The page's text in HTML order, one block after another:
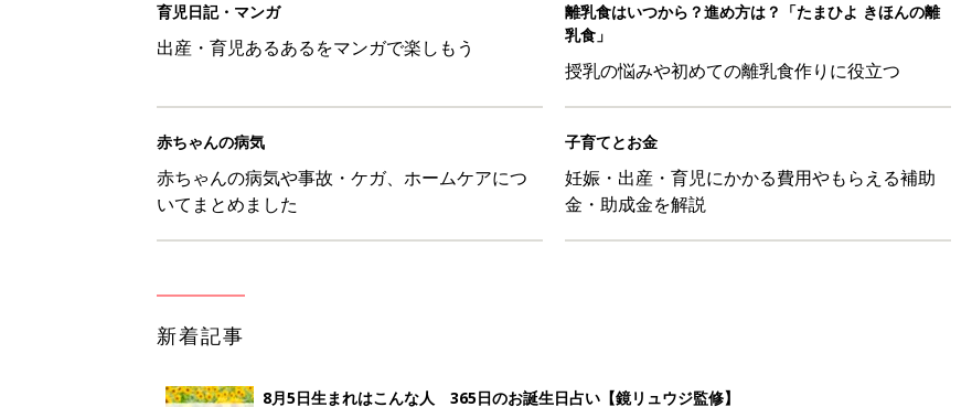
育児日記・マンガ
出産・育児あるあるをマンガで楽しもう
離乳食はいつから？進め方は？「たまひよ きほんの離
乳食」
授乳の悩みや初めての離乳食作りに役立つ
赤ちゃんの病気
赤ちゃんの病気や事故・ケガ、ホームケアにつ
いてまとめました
子育てとお金
妊娠・出産・育児にかかる費用やもらえる補助
金・助成金を解説
新着記事
8月5日生まれはこんな人 365日のお誕生日占い【鏡リュウジ監修】